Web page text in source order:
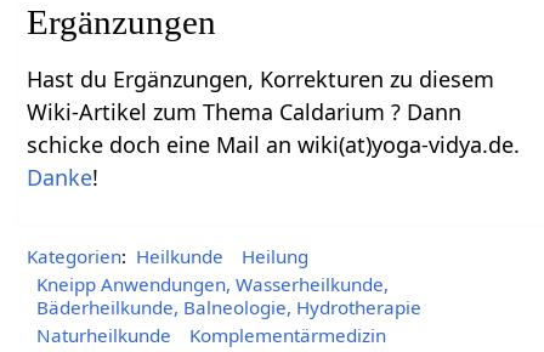
Ergänzungen
Hast du Ergänzungen, Korrekturen zu diesem
Wiki-Artikel zum Thema Caldarium ? Dann
schicke doch eine Mail an wiki(at)yoga-vidya.de.
Danke!
Kategorien: Heilkunde
Heilung
Kneipp Anwendungen, Wasserheilkunde,
Bäderheilkunde, Balneologie, Hydrotherapie
Naturheilkunde
Komplementärmedizin